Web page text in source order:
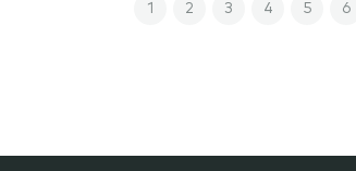
1 2 3 4 5 6